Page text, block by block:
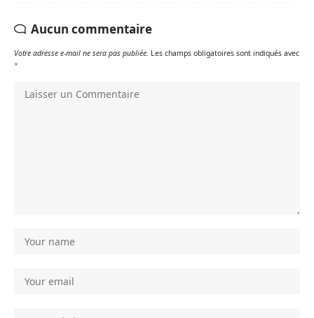
Aucun commentaire
Votre adresse e-mail ne sera pas publiée. Les champs obligatoires sont indiqués avec
*